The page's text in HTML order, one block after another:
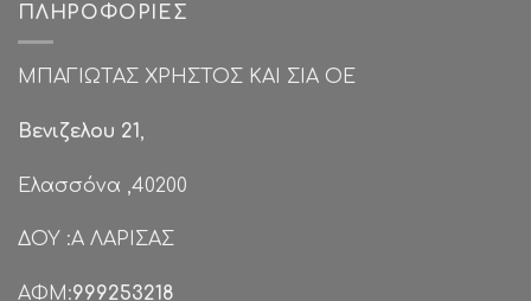
ΠΛΗΡΟΦΟΡΊΕΣ
ΜΠΑΓΙΩΤΑΣ ΧΡΗΣΤΟΣ ΚΑΙ ΣΙΑ ΟΕ
Βενιζελου 21,
Ελασσόνα ,40200
ΔΟΥ :Α ΛΑΡΙΣΑΣ
ΑΦΜ:999253218